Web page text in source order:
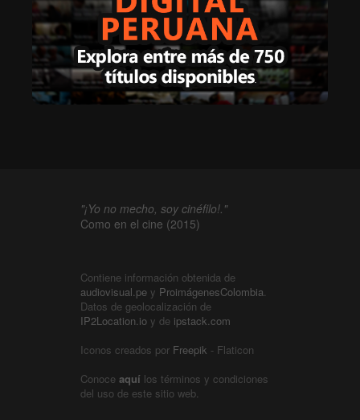
"¡Yo no mecho, soy cinéfilo!."
Como en el cine (2015)
Contiene información obtenida de
audiovisual.pe y ProimágenesColombia.
Datos de geolocalización de
IP2Location.io y de ipstack.com
Iconos creados por Freepik - Flaticon
Conoce aquí los términos y condiciones
del uso de este sitio web.